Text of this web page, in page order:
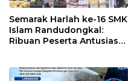
Semarak Harlah ke-16 SMK
Islam Randudongkal:
Ribuan Peserta Antusias